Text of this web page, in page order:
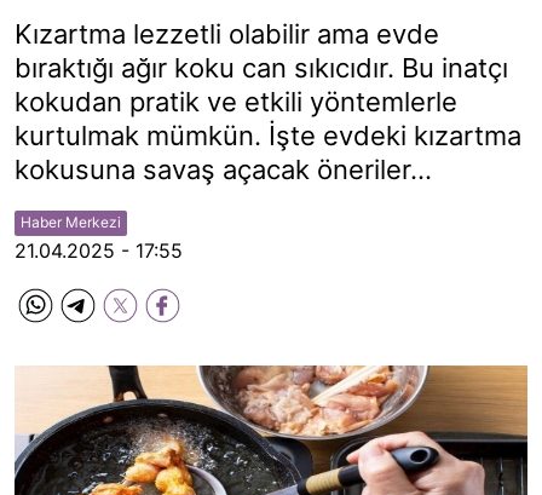
Kızartma lezzetli olabilir ama evde
bıraktığı ağır koku can sıkıcıdır. Bu inatçı
kokudan pratik ve etkili yöntemlerle
kurtulmak mümkün. İşte evdeki kızartma
kokusuna savaş açacak öneriler…
Haber Merkezi
21.04.2025 - 17:55